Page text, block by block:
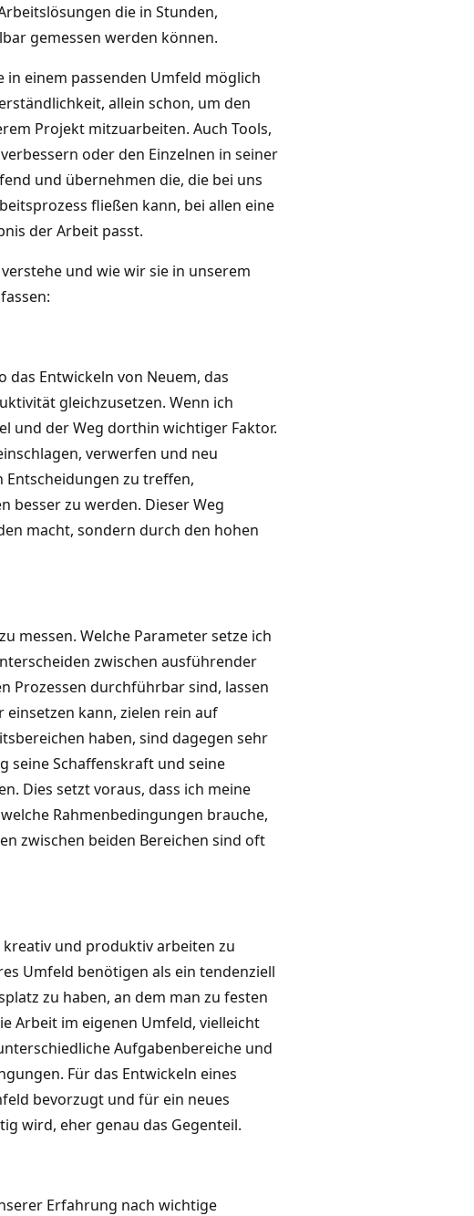
die in Stunden,
gemessen werden können.
einem passenden Umfeld möglich
allein schon, um den
Projekt mitzuarbeiten. Auch Tools,
oder den Einzelnen in seiner
und übernehmen die, die bei uns
fließen kann, bei allen eine
der Arbeit passt.
und wie wir sie in unserem
das Entwickeln von Neuem, das
gleichzusetzen. Wenn ich
und der Weg dorthin wichtiger Faktor.
verwerfen und neu
zu treffen,
besser zu werden. Dieser Weg
macht, sondern durch den hohen
messen. Welche Parameter setze ich
zwischen ausführender
Prozessen durchführbar sind, lassen
kann, zielen rein auf
haben, sind dagegen sehr
seine Schaffenskraft und seine
Dies setzt voraus, dass ich meine
Rahmenbedingungen brauche,
zwischen beiden Bereichen sind oft
kreativ und produktiv arbeiten zu
Umfeld benötigen als ein tendenziell
zu haben, an dem man zu festen
Arbeit im eigenen Umfeld, vielleicht
Aufgabenbereiche und
Für das Entwickeln eines
bevorzugt und für ein neues
wird, eher genau das Gegenteil.
Erfahrung nach wichtige